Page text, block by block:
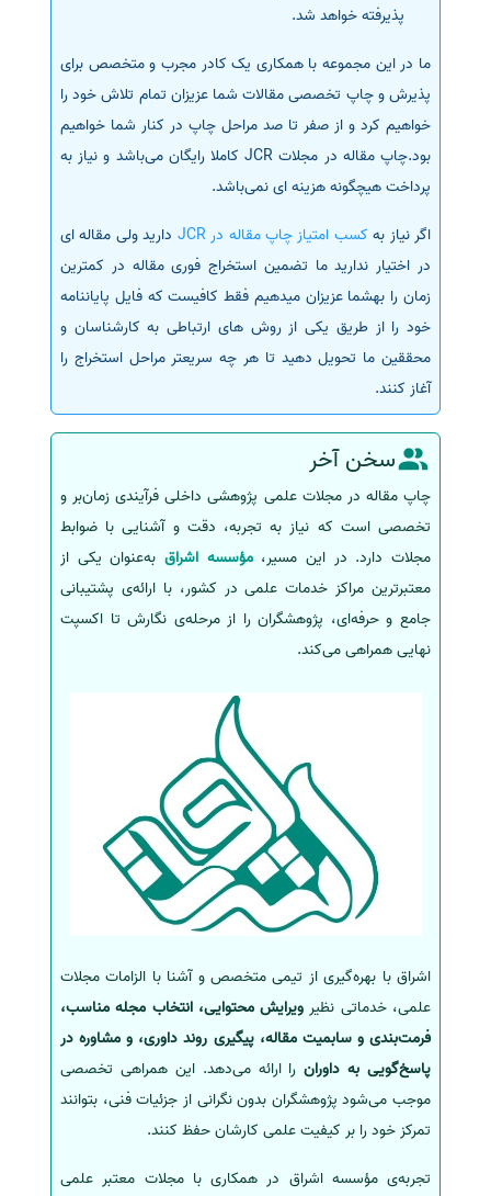
پذیرفته خواهد شد.
ما در این مجموعه با همکاری یک کادر مجرب و متخصص برای
پذیرش و چاپ تخصصی مقالات شما عزیزان تمام تلاش خود را
خواهیم کرد و از صفر تا صد مراحل چاپ در کنار شما خواهیم
بود.چاپ مقاله در مجلات JCR کاملا رایگان می‌باشد و نیاز به
پرداخت هیچگونه هزینه ای نمی‌باشد.
اگر نیاز به کسب امتیاز چاپ مقاله در JCR
دارید ولی مقاله ای
در اختیار ندارید ما تضمین استخراج فوری مقاله در کمترین
زمان را بهشما عزیزان میدهیم فقط کافیست که فایل پایاننامه
خود را از طریق یکی از روش های ارتباطی به کارشناسان و
محققین ما تحویل دهید تا هر چه سریعتر مراحل استخراج را
آغاز کنند.
سخن آخر
چاپ مقاله در مجلات علمی پژوهشی داخلی فرآیندی زمان‌بر و
تخصصی است که نیاز به تجربه، دقت و آشنایی با ضوابط
مجلات دارد. در این مسیر،مؤسسه اشراق به‌عنوان یکی از
معتبرترین مراکز خدمات علمی در کشور، با ارائه‌ی پشتیبانی
جامع و حرفه‌ای، پژوهشگران را از مرحله‌ی نگارش تا اکسپت
نهایی همراهی می‌کند.
اشراق با بهره‌گیری از تیمی متخصص و آشنا با الزامات مجلات
علمی، خدماتی نظیر ویرایش محتوایی، انتخاب مجله مناسب،
فرمت‌بندی و سابمیت مقاله، پیگیری روند داوری، و مشاوره در
پاسخ‌گویی به داورانرا ارائه می‌دهد. این همراهی تخصصی
موجب می‌شود پژوهشگران بدون نگرانی از جزئیات فنی، بتوانند
تمرکز خود را بر کیفیت علمی کارشان حفظ کنند.
تجربه‌ی مؤسسه اشراق در همکاری با مجلات معتبر علمی